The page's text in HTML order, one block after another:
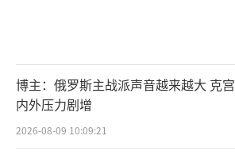
博主：俄罗斯主战派声音越来越大 克宫
内外压力剧增
2026-08-09 10:09:21